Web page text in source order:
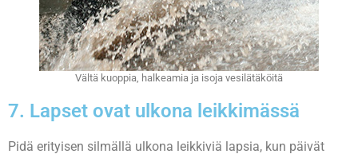
Vältä kuoppia, halkeamia ja isoja vesilätäköitä
7. Lapset ovat ulkona leikkimässä
Pidä erityisen silmällä ulkona leikkiviä lapsia, kun päivät